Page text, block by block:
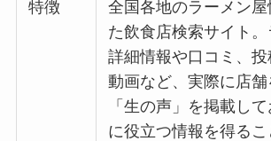
特徴
全国各地のラーメン屋
た飲食店検索サイト
詳細情報や口コミ、
動画など、実際に店
「生の声」を掲載し
に役立つ情報を得るこ